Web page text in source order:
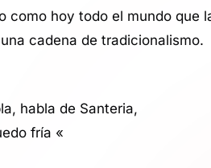
como hoy todo el mundo
cadena de tradicionalismo.
habla de Santeria,
fría «